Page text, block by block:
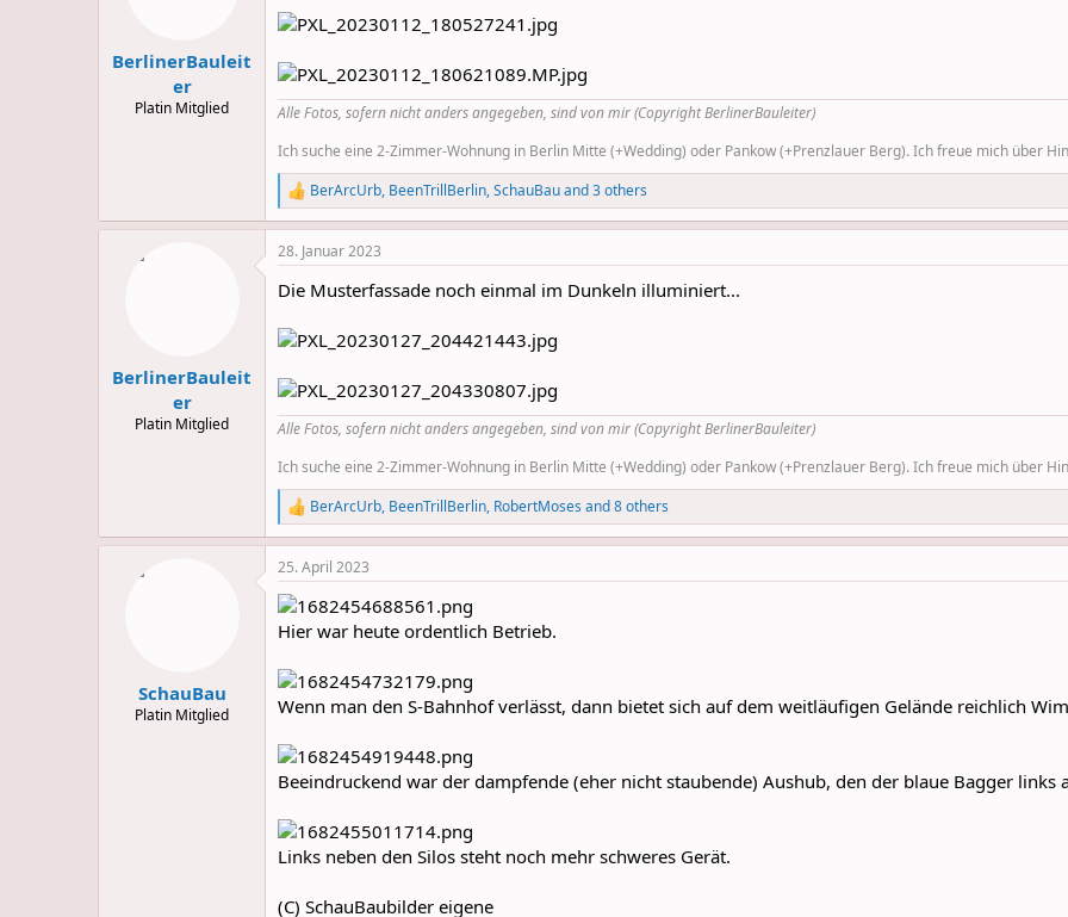
n
s
BerlinerBauleit
er
Platin Mitglied
Alle Fotos, sofern nicht anders angegeben, sind von mir (Copyright BerlinerBauleiter)
Ich suche eine 2-Zimmer-Wohnung in Berlin Mitte (+Wedding) oder Pankow (+Prenzlauer Berg). Ich freue mich über
R
e
a
c
i
n
s
BerArcUrb, BeenTrillBerlin,SchauBauand 3 others
BerlinerBauleit
er
Platin Mitglied
28. Januar 2023
Die Musterfassade noch einmal im Dunkeln illuminiert...
Alle Fotos, sofern nicht anders angegeben, sind von mir (Copyright BerlinerBauleiter)
Ich suche eine 2-Zimmer-Wohnung in Berlin Mitte (+Wedding) oder Pankow (+Prenzlauer Berg). Ich freue mich über
R
e
a
c
t
i
o
s
:
BerArcUrb, BeenTrillBerlin, RobertMoses and 8 others
SchauBau
Platin Mitglied
25. April 2023
Hier war heute ordentlich Betrieb.
Wenn man den S-Bahnhof verlässt, dann bietet sich auf dem weitläufigen Gelände reichlich
Beeindruckend war der dampfende (eher nicht staubende) Aushub, den der blaue Bagger links
Links neben den Silos steht noch mehr schweres Gerät.
(C) SchauBaubilder eigene